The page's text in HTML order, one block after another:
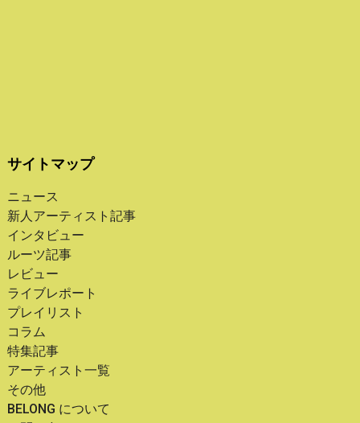
サイトマップ
ニュース
新人アーティスト記事
インタビュー
ルーツ記事
レビュー
ライブレポート
プレイリスト
コラム
特集記事
アーティスト一覧
その他
BELONG について